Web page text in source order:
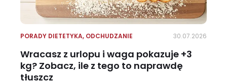
PORADY DIETETYKA, ODCHUDZANIE 30.07.2026
Wracasz z urlopu i waga pokazuje +3
kg? Zobacz, ile z tego to naprawdę
tłuszcz